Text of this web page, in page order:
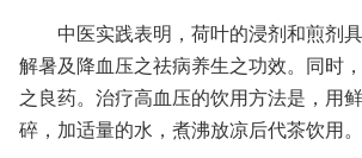
中医实践表明，荷叶的浸剂和煎剂
解暑及降血压之祛病养生之功效。同时
之良药。治疗高血压的饮用方法是，用
碎，加适量的水，煮沸放凉后代茶饮用。